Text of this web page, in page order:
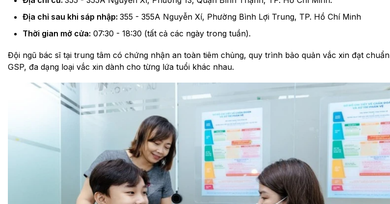
Địa chỉ sau khi sáp nhập: 355 - 355A Nguyễn Xí, Phường Bình Lợi Trung, TP. Hồ Chí Minh
Thời gian mở cửa: 07:30 - 18:30 (tất cả các ngày trong tuần).
Đội ngũ bác sĩ tại trung tâm có chứng nhận an toàn tiêm chủng, quy trình bảo quản vắc xin đạt chuẩn
GSP, đa dạng loại vắc xin dành cho từng lứa tuổi khác nhau.